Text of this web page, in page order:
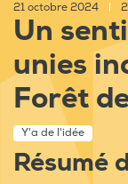
21 octobre 2024
Un
unies
Forêt
Y'a de l'idée
Résumé